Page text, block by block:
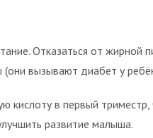
Отказаться от жирной
(они вызывают диабет у
кислоту в первый
развитие малыша.